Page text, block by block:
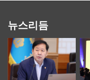
뉴스리듬